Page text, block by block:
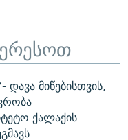
დავა მიწებისთვის,
ქალაქის